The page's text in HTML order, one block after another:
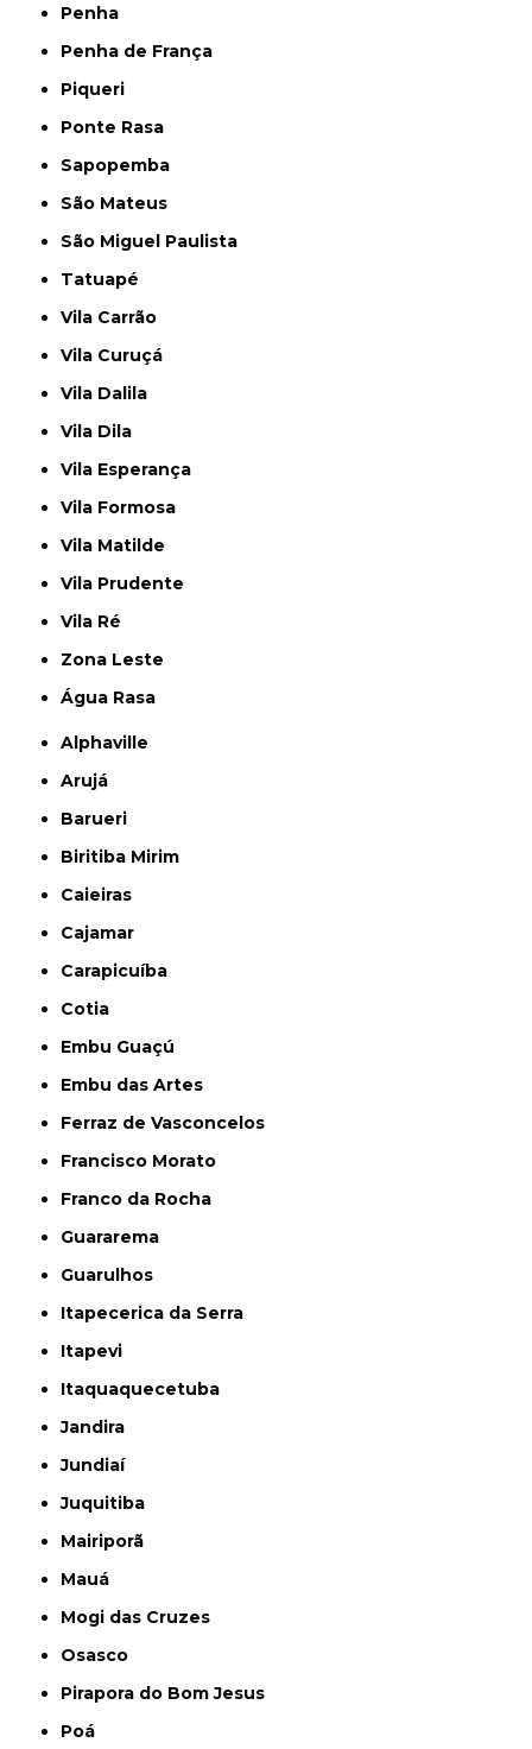
Penha
Penha de França
Piqueri
Ponte Rasa
Sapopemba
São Mateus
São Miguel Paulista
Tatuapé
Vila Carrão
Vila Curuçá
Vila Dalila
Vila Dila
Vila Esperança
Vila Formosa
Vila Matilde
Vila Prudente
Vila Ré
Zona Leste
Água Rasa
Alphaville
Arujá
Barueri
Biritiba Mirim
Caieiras
Cajamar
Carapicuíba
Cotia
Embu Guaçú
Embu das Artes
Ferraz de Vasconcelos
Francisco Morato
Franco da Rocha
Guararema
Guarulhos
Itapecerica da Serra
Itapevi
Itaquaquecetuba
Jandira
Jundiaí
Juquitiba
Mairiporã
Mauá
Mogi das Cruzes
Osasco
Pirapora do Bom Jesus
Poá